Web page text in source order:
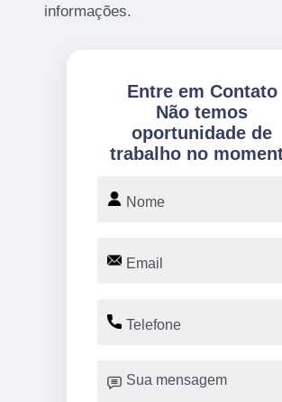
informações.
Entre em Contato
Não temos
oportunidade de
trabalho no